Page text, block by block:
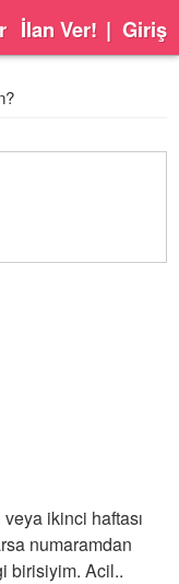
İlan Ver! | Giriş
ikinci haftası
numaramdan
birisiyim. Acil..